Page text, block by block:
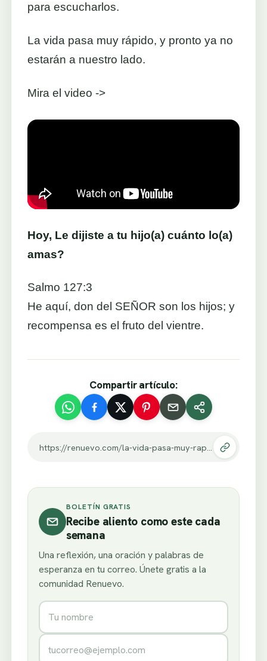
para escucharlos.
La vida pasa muy rápido, y pronto ya no
estarán a nuestro lado.
Mira el video ->
Hoy, Le dijiste a tu hijo(a) cuánto lo(a)
amas?
Salmo 127:3
He aquí, don del SEÑOR son los hijos; y
recompensa es el fruto del vientre.
Compartir artículo:
BOLETÍN GRATIS
Recibe aliento como este cada
semana
Una reflexión, una oración y palabras de
esperanza en tu correo. Únete gratis a la
comunidad Renuevo.
Nombre
Correo electrónico